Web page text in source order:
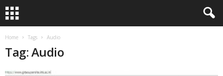
Home Tags Audio
Tag: Audio